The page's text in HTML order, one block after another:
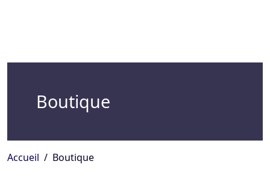
Boutique
Accueil Boutique